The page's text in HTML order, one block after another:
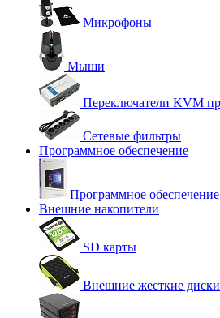
Микрофоны
Мыши
Переключатели KVM
Сетевые фильтры
Программное обеспечение
Программное обеспечение
Внешние накопители
SD карты
Внешние жесткие диски